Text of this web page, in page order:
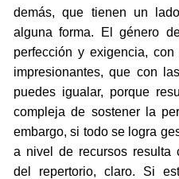
demás, que tienen un
alguna forma. El género
perfección y exigencia,
impresionantes, que con
puedes igualar, porque
compleja de sostener la
embargo, si todo se logra
a nivel de recursos resulta
del repertorio, claro. Si